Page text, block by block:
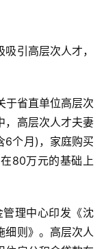
引高层次人才，
于省直单位高层次
，高层次人才夫妻
6个月)，家庭购买
80万元的基础上
理中心印发《沈
细则》。高层次人